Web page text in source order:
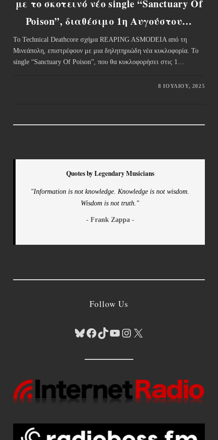
με το σκοτεινό νέο single “Sanctuary Of
Poison”, διαθέσιμο 1η Αυγούστου…
Το Technical Deathcore σχήμα REAPING ASMODEIA από τη
Μινεάπολη, επιστρέφουν με μια δηλητηριώδη νέα κυκλοφορία. Το
single “Sanctuary Of Poison”, που θα κυκλοφορήσει στις 1…
8 ΙΟΥΛΊΟΥ, 2025
Quotes by Legendary Musicians
"Information is not knowledge. Knowledge is not wisdom.
Wisdom is not truth."
- Frank Zappa -
Follow Us